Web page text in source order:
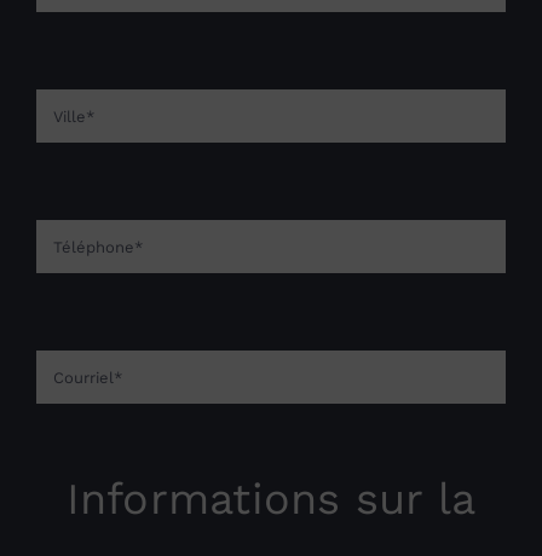
Informations sur la